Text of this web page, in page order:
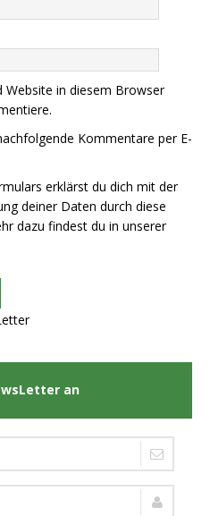
Website in diesem Browser
Kommentare per E-
erklärst du dich mit der
deiner Daten durch diese
dazu findest du in unserer
an